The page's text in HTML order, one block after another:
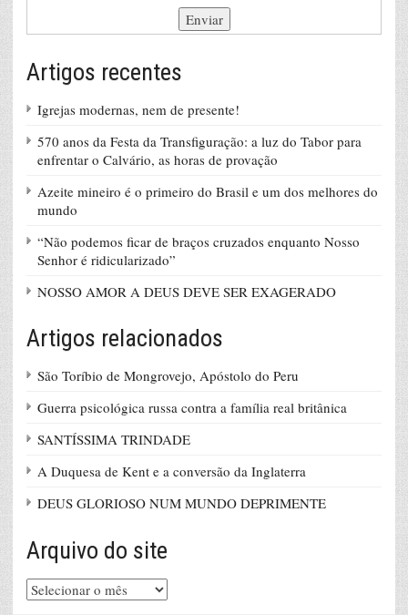
Artigos recentes
Igrejas modernas, nem de presente!
570 anos da Festa da Transfiguração: a luz do Tabor para
enfrentar o Calvário, as horas de provação
Azeite mineiro é o primeiro do Brasil e um dos melhores do
mundo
“Não podemos ficar de braços cruzados enquanto Nosso
Senhor é ridicularizado”
NOSSO AMOR A DEUS DEVE SER EXAGERADO
Artigos relacionados
São Toríbio de Mongrovejo, Apóstolo do Peru
Guerra psicológica russa contra a família real britânica
SANTÍSSIMA TRINDADE
A Duquesa de Kent e a conversão da Inglaterra
DEUS GLORIOSO NUM MUNDO DEPRIMENTE
Arquivo do site
Arquivo
do